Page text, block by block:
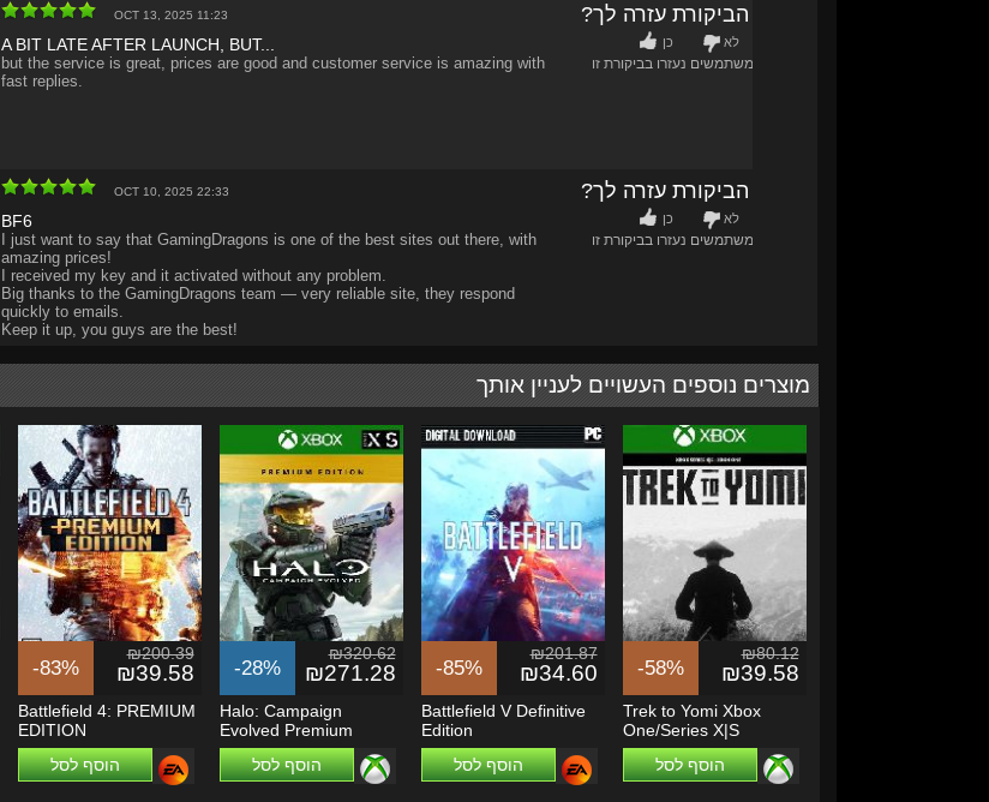
OCT 13, 2025 11:23
A BIT LATE AFTER LAUNCH, BUT...
but the service is great, prices are good and customer service is amazing with
fast replies.
האם הביקורת עזרה לך?
כן לא
משתמשים נעזרו בביקורת זו
OCT 10, 2025 22:33
BF6
I just want to say that GamingDragons is one of the best sites out there, with
amazing prices!
I received my key and it activated without any problem.
Big thanks to the GamingDragons team — very reliable site, they respond
quickly to emails.
Keep it up, you guys are the best!
האם הביקורת עזרה לך?
כן לא
משתמשים נעזרו בביקורת זו
מוצרים נוספים העשויים לעניין אותך
-83%
₪200.39
₪39.58
Battlefield 4: PREMIUM
EDITION
הוסף לסל
-28%
₪320.62
₪271.28
Halo: Campaign
Evolved Premium
Edition - Xbox Series...
הוסף לסל
-85%
₪201.87
₪34.60
Battlefield V Definitive
Edition
הוסף לסל
-58%
₪80.12
₪39.58
Trek to Yomi Xbox
One/Series X|S
הוסף לסל